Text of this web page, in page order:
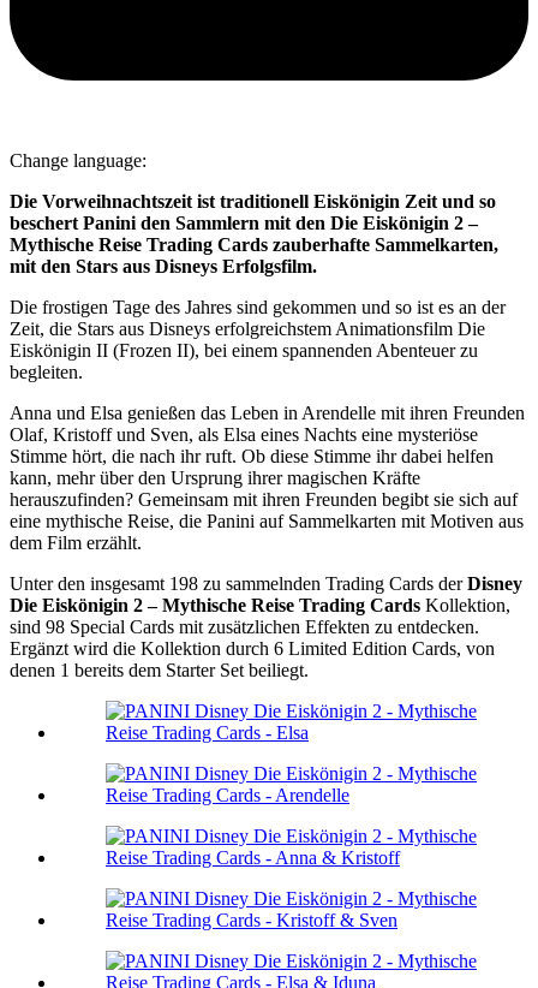
Change language:
Die Vorweihnachtszeit ist traditionell Eiskönigin Zeit und so
beschert Panini den Sammlern mit den Die Eiskönigin 2 –
Mythische Reise Trading Cards zauberhafte Sammelkarten,
mit den Stars aus Disneys Erfolgsfilm.
Die frostigen Tage des Jahres sind gekommen und so ist es an der
Zeit, die Stars aus Disneys erfolgreichstem Animationsfilm Die
Eiskönigin II (Frozen II), bei einem spannenden Abenteuer zu
begleiten.
Anna und Elsa genießen das Leben in Arendelle mit ihren Freunden
Olaf, Kristoff und Sven, als Elsa eines Nachts eine mysteriöse
Stimme hört, die nach ihr ruft. Ob diese Stimme ihr dabei helfen
kann, mehr über den Ursprung ihrer magischen Kräfte
herauszufinden? Gemeinsam mit ihren Freunden begibt sie sich auf
eine mythische Reise, die Panini auf Sammelkarten mit Motiven aus
dem Film erzählt.
Unter den insgesamt 198 zu sammelnden Trading Cards derDisney
Die Eiskönigin 2 – Mythische Reise Trading Cards Kollektion,
sind 98 Special Cards mit zusätzlichen Effekten zu entdecken.
Ergänzt wird die Kollektion durch 6 Limited Edition Cards, von
denen 1 bereits dem Starter Set beiliegt.